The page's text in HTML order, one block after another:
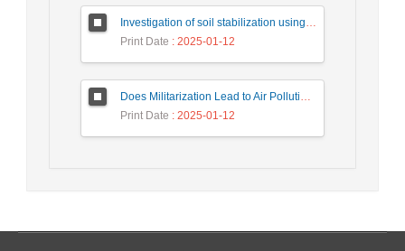
Investigation of soil stabilization using cement and rice husk ash and the reduction of destructive environmental impacts
Print Date : 2025-01-12
Does Militarization Lead to Air Pollution? Testing the Arms Versus Climate Hypothesis for the MENA Region
Print Date : 2025-01-12